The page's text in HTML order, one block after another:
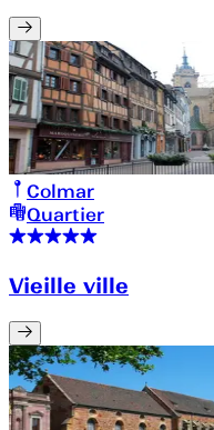
Colmar
Quartier
Vieille ville